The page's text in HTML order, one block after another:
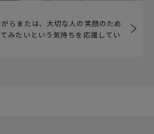
らまたは、大切な人の笑顔のため
みたいという気持ちを応援してい